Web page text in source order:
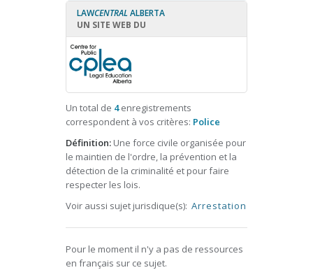
LAWCENTRAL ALBERTA
UN SITE WEB DU
Un total de 4enregistrements
correspondent à vos critères: Police
Définition: Une force civile organisée pour
le maintien de l'ordre, la prévention et la
détection de la criminalité et pour faire
respecter les lois.
Voir aussi sujet jurisdique(s): Arrestation
Pour le moment il n'y a pas de ressources
en français sur ce sujet.